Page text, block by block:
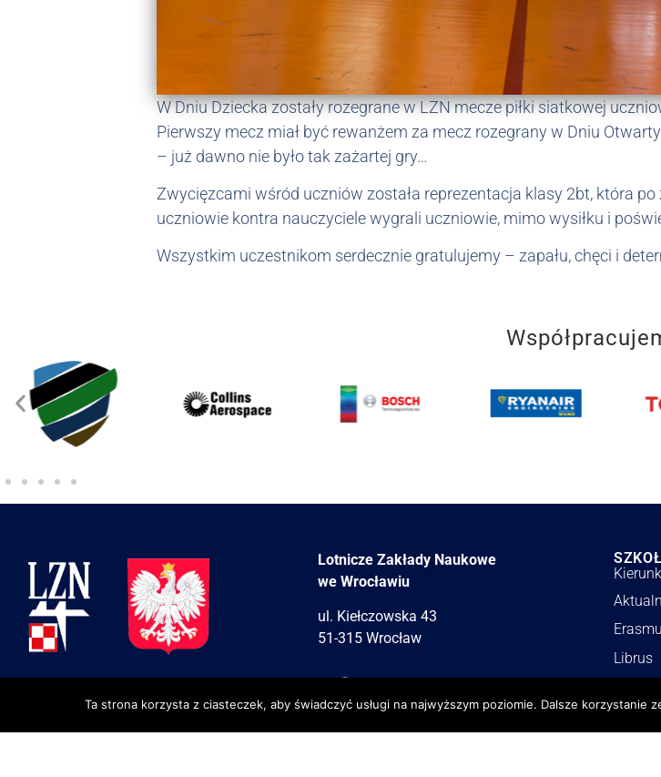
W Dniu Dziecka zostały rozegrane w LZN mecze piłki siatkowej
Pierwszy mecz miał być rewanżem za mecz rozegrany w Dniu
– już dawno nie było tak zażartej gry…
Zwycięzcami wśród uczniów została reprezentacja klasy 2bt, która
uczniowie kontra nauczyciele wygrali uczniowie, mimo wysiłku i
Wszystkim uczestnikom serdecznie gratulujemy – zapału, chęci i
Lotnicze Zakłady Naukowe
we Wrocławiu
ul. Kiełczowska 43
51-315 Wrocław
Librus
Ta strona korzysta z ciasteczek, aby świadczyć usługi na najwyższym poziomie. Dalsze korzystanie